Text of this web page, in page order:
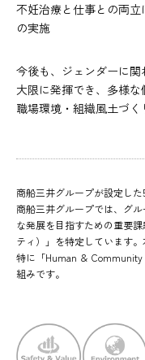
不妊治療と仕事との両
の実施
今後も、ジェンダーに
大限に発揮でき、多様
職場環境・組織風土づく
商船三井グループが設定した
商船三井グループでは、グ
な発展を目指すための重要
ティ）」を特定しています
特に「Human ＆
組みです。